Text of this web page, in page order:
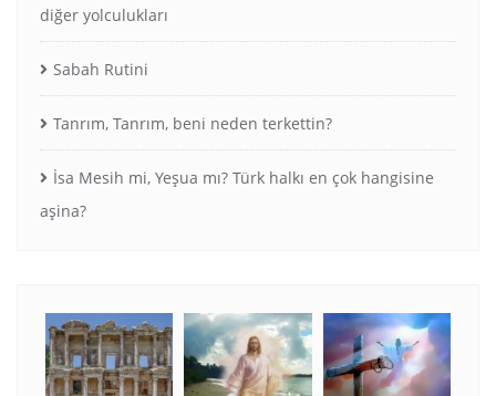
diğer yolculukları
Sabah Rutini
Tanrım, Tanrım, beni neden terkettin?
İsa Mesih mi, Yeşua mı? Türk halkı en çok hangisine
aşina?